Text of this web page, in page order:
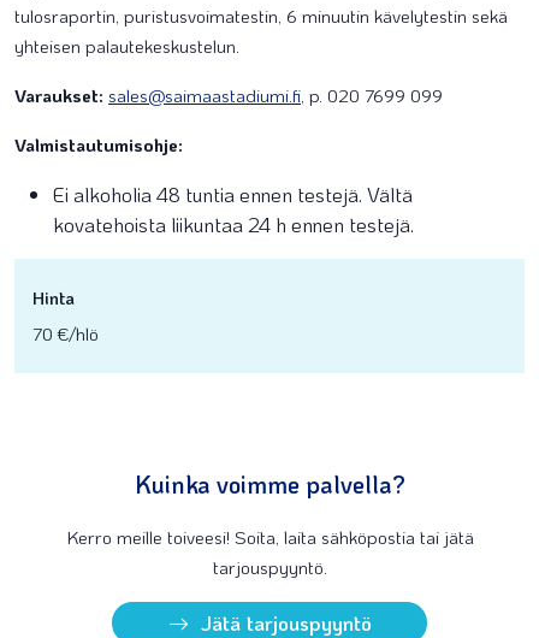
tulosraportin, puristusvoimatestin, 6 minuutin kävelytestin sekä
yhteisen palautekeskustelun.
Varaukset: sales@saimaastadiumi.fi, p. 020 7699 099
Valmistautumisohje:
Ei alkoholia 48 tuntia ennen testejä. Vältä
kovatehoista liikuntaa 24 h ennen testejä.
Hinta
70 €/hlö
Kuinka voimme palvella?
Kerro meille toiveesi! Soita, laita sähköpostia tai jätä
tarjouspyyntö.
Jätä tarjouspyyntö